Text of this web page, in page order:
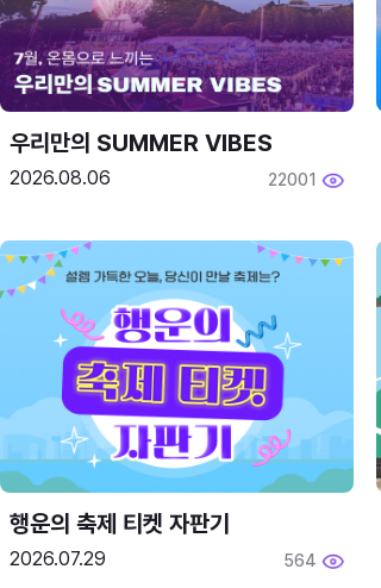
우리만의 SUMMER VIBES
2026.08.06 22001
행운의 축제 티켓 자판기
2026.07.29 564